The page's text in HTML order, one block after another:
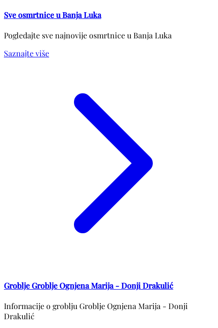
Sve osmrtnice u Banja Luka
Pogledajte sve najnovije osmrtnice u Banja Luka
Saznajte više
Groblje Groblje Ognjena Marija - Donji Drakulić
Informacije o groblju Groblje Ognjena Marija - Donji
Drakulić